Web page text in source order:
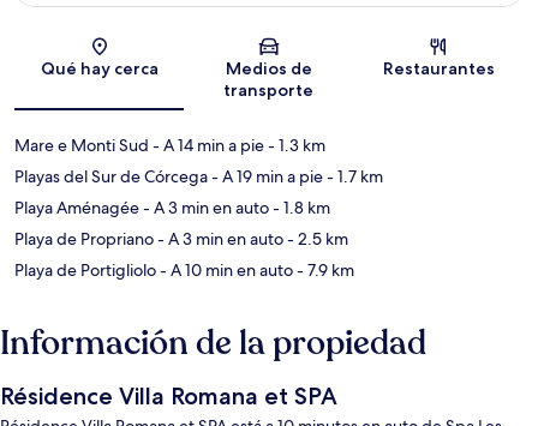
Sección del mapa
Qué hay cerca
Medios de
transporte
Restaurantes
Mare e Monti Sud - A 14 min a pie- 1.3 km
Playas del Sur de Córcega- A 19 min a pie- 1.7 km
Playa Aménagée- A 3 min en auto- 1.8 km
Playa de Propriano- A 3 min en auto- 2.5 km
Playa de Portigliolo- A 10 min en auto- 7.9 km
Información de la propiedad
Résidence Villa Romana et SPA